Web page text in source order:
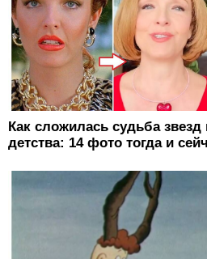
Как сложилась судьба
детства: 14 фото тогда и